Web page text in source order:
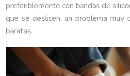
preferiblemente con bandas de
que se deslicen, un problema muy
baratas.